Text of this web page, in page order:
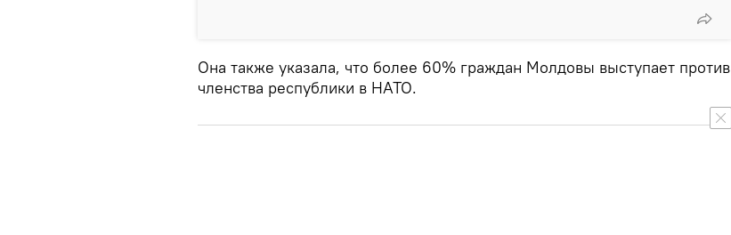
Она также указала, что более 60% граждан Молдовы выступает против
членства республики в НАТО.